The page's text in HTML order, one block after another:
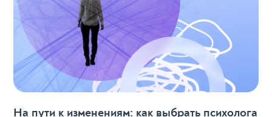
На пути к изменениям: как выбрать психолога